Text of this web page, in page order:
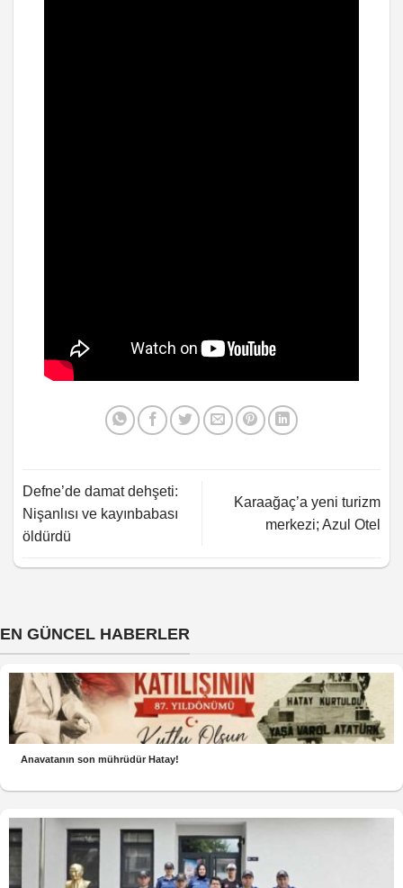
Defne’de damat dehşeti:
Nişanlısı ve kayınbabası
öldürdü
Karaağaç’a yeni turizm
merkezi; Azul Otel
EN GÜNCEL HABERLER
Anavatanın son mührüdür Hatay!